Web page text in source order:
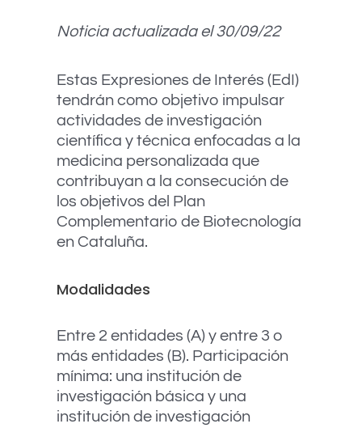
Noticia actualizada el 30/09/22
Estas Expresiones de Interés ( EdI )
tendrán como objetivo impulsar
actividades de investigación
científica y técnica enfocadas a la
medicina personalizada que
contribuyan a la consecución de
los objetivos del Plan
Complementario de Biotecnología
en Cataluña.
Modalidades
Entre 2 entidades (A) y entre 3 o
más entidades (B). Participación
mínima: una institución de
investigación básica y una
institución de investigación